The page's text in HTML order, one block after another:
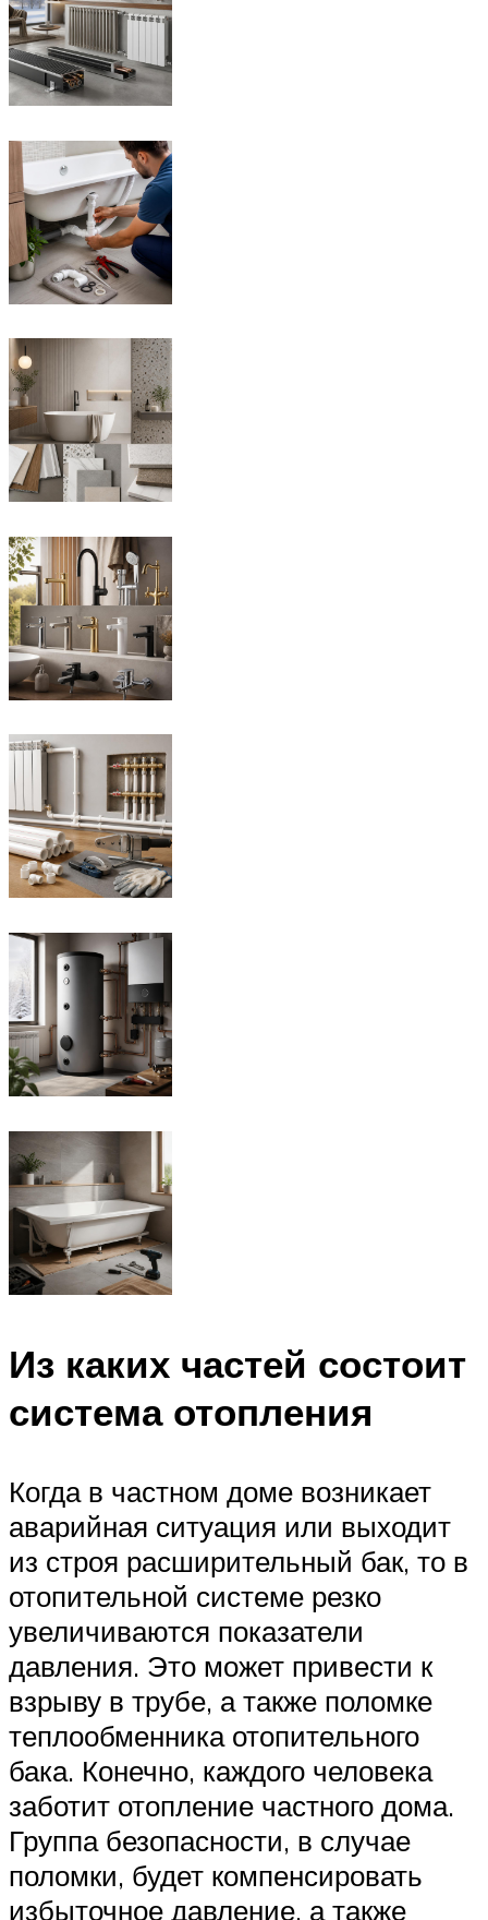
Из каких частей состоит
система отопления
Когда в частном доме возникает
аварийная ситуация или выходит
из строя расширительный бак, то в
отопительной системе резко
увеличиваются показатели
давления. Это может привести к
взрыву в трубе, а также поломке
теплообменника отопительного
бака. Конечно, каждого человека
заботит отопление частного дома.
Группа безопасности, в случае
поломки, будет компенсировать
избыточное давление, а также